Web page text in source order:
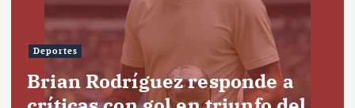
Deportes
Brian Rodríguez responde a